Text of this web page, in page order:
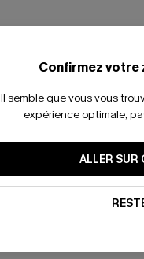
Confirmez votre
Il semble que vous vous
expérience optimale,
ALLER SUR